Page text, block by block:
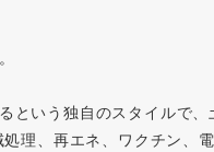
いう独自のスタイルで
理、再エネ、ワクチン、